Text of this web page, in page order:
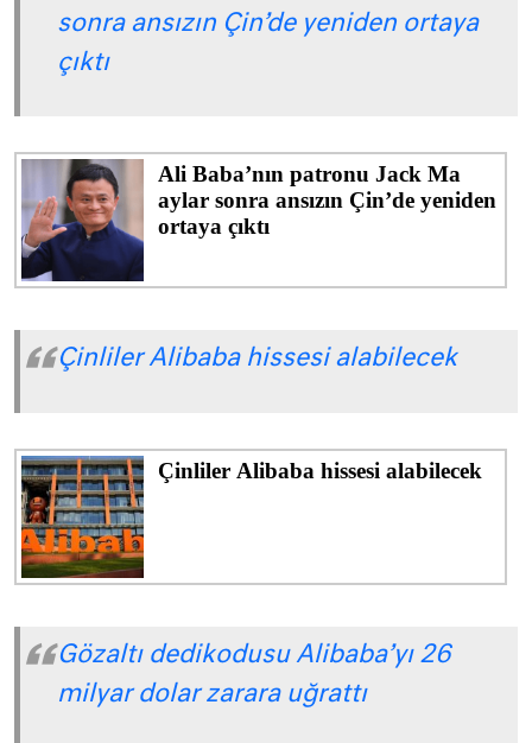
sonra ansızın Çin’de yeniden ortaya
çıktı
Çinliler Alibaba hissesi alabilecek
Gözaltı dedikodusu Alibaba’yı 26
milyar dolar zarara uğrattı